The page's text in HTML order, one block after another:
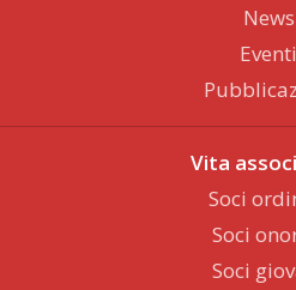
News
Eventi
Vita
Soci
Soci
Soci